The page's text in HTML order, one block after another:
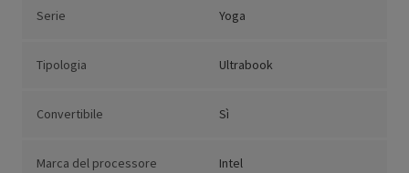
Serie Yoga
Tipologia Ultrabook
Convertibile Sì
Marca del processore Intel